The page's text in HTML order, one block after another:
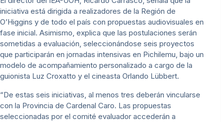
iniciativa está dirigida a realizadores de la Región de
O’Higgins y de todo el país con propuestas audiovisuales en
fase inicial. Asimismo, explica que las postulaciones serán
sometidas a evaluación, seleccionándose seis proyectos
que participarán en jornadas intensivas en Pichilemu, bajo un
modelo de acompañamiento personalizado a cargo de la
guionista Luz Croxatto y el cineasta Orlando Lübbert.
“De estas seis iniciativas, al menos tres deberán vincularse
con la Provincia de Cardenal Caro. Las propuestas
seleccionadas por el comité evaluador accederán a